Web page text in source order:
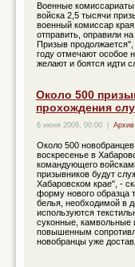
Военные
войска 2,5 тысячи
военный комиссар
отправить, оправили
Призыв
году отмечают особое
желают и боятся идти
Около 500
прохождения
6 июня 2009, 00:00 Архив
Около 500
воскресенье в
командующего
призывников будут
Хабаровском крае", -
форму нового образца
белья, необходимой в
используются
суконные, камвольные
повышенным
новобранцы уже